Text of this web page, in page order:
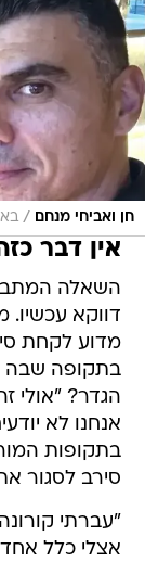
חן ואביחי מנחם /
אין דבר
השאלה
דווקא עכשיו.
מדוע לקחת
בתקופה שבה
הגדר? "אולי
אנחנו לא
בתקופות
סירב לסגור
"עברתי
אצלי כלל